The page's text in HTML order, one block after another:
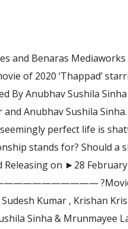
and Benaras
of 2020 ‘Thappad’
By Anubhav Sushila
and Anubhav Sushila
perfect life is
stands for? Should a
Releasing on ►28
?Movie
Kumar , Krishan
Sinha & Mrunmayee